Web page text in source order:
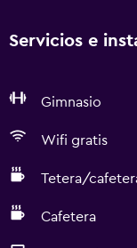
Servicios e
Gimnasio
Wifi gratis
Tetera/
Cafetera